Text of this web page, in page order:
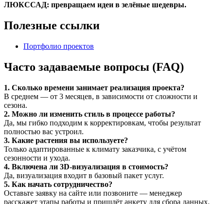
ЛЮКССАД: превращаем идеи в зелёные шедевры.
Полезные ссылки
Портфолио проектов
Часто задаваемые вопросы (FAQ)
1. Сколько времени занимает реализация проекта?
В среднем — от 3 месяцев, в зависимости от сложности и
сезона.
2. Можно ли изменить стиль в процессе работы?
Да, мы гибко подходим к корректировкам, чтобы результат
полностью вас устроил.
3. Какие растения вы используете?
Только адаптированные к климату заказчика, с учётом
сезонности и ухода.
4. Включена ли 3D-визуализация в стоимость?
Да, визуализация входит в базовый пакет услуг.
5. Как начать сотрудничество?
Оставьте заявку на сайте или позвоните — менеджер
расскажет этапы работы и пришлёт анкету для сбора данных.